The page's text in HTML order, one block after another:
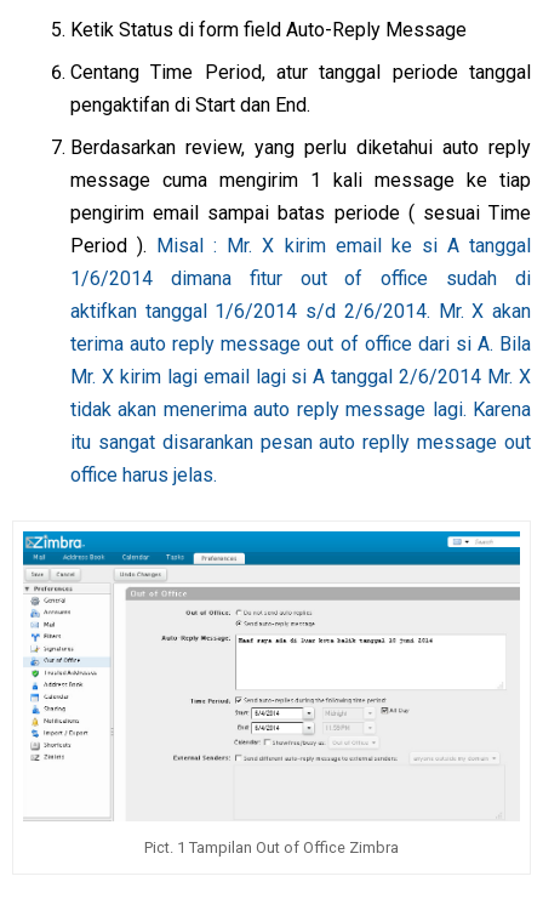
Ketik Status di form field Auto-Reply Message
Centang Time Period, atur tanggal periode tanggal
pengaktifan di Start dan End.
Berdasarkan review, yang perlu diketahui auto reply
message cuma mengirim 1 kali message ke tiap
pengirim email sampai batas periode ( sesuai Time
Period ). Misal : Mr. X kirim email ke si A tanggal
1/6/2014 dimana fitur out of office sudah di
aktifkan tanggal 1/6/2014 s/d 2/6/2014. Mr. X akan
terima auto reply message out of office dari si A. Bila
Mr. X kirim lagi email lagi si A tanggal 2/6/2014 Mr. X
tidak akan menerima auto reply message lagi. Karena
itu sangat disarankan pesan auto replly message out
office harus jelas.
Pict. 1 Tampilan Out of Office Zimbra